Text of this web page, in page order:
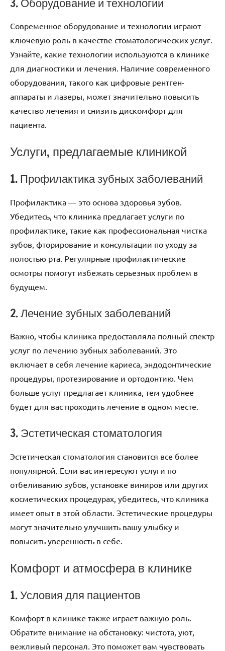
Современное оборудование и технологии играют
ключевую роль в качестве стоматологических услуг.
Узнайте, какие технологии используются в клинике
для диагностики и лечения. Наличие современного
оборудования, такого как цифровые рентген-
аппараты и лазеры, может значительно повысить
качество лечения и снизить дискомфорт для
пациента.
Услуги, предлагаемые клиникой
1. Профилактика зубных заболеваний
Профилактика — это основа здоровья зубов.
Убедитесь, что клиника предлагает услуги по
профилактике, такие как профессиональная чистка
зубов, фторирование и консультации по уходу за
полостью рта. Регулярные профилактические
осмотры помогут избежать серьезных проблем в
будущем.
2. Лечение зубных заболеваний
Важно, чтобы клиника предоставляла полный спектр
услуг по лечению зубных заболеваний. Это
включает в себя лечение кариеса, эндодонтические
процедуры, протезирование и ортодонтию. Чем
больше услуг предлагает клиника, тем удобнее
будет для вас проходить лечение в одном месте.
3. Эстетическая стоматология
Эстетическая стоматология становится все более
популярной. Если вас интересуют услуги по
отбеливанию зубов, установке виниров или других
косметических процедурах, убедитесь, что клиника
имеет опыт в этой области. Эстетические процедуры
могут значительно улучшить вашу улыбку и
повысить уверенность в себе.
Комфорт и атмосфера в клинике
1. Условия для пациентов
Комфорт в клинике также играет важную роль.
Обратите внимание на обстановку: чистота, уют,
вежливый персонал. Это поможет вам чувствовать